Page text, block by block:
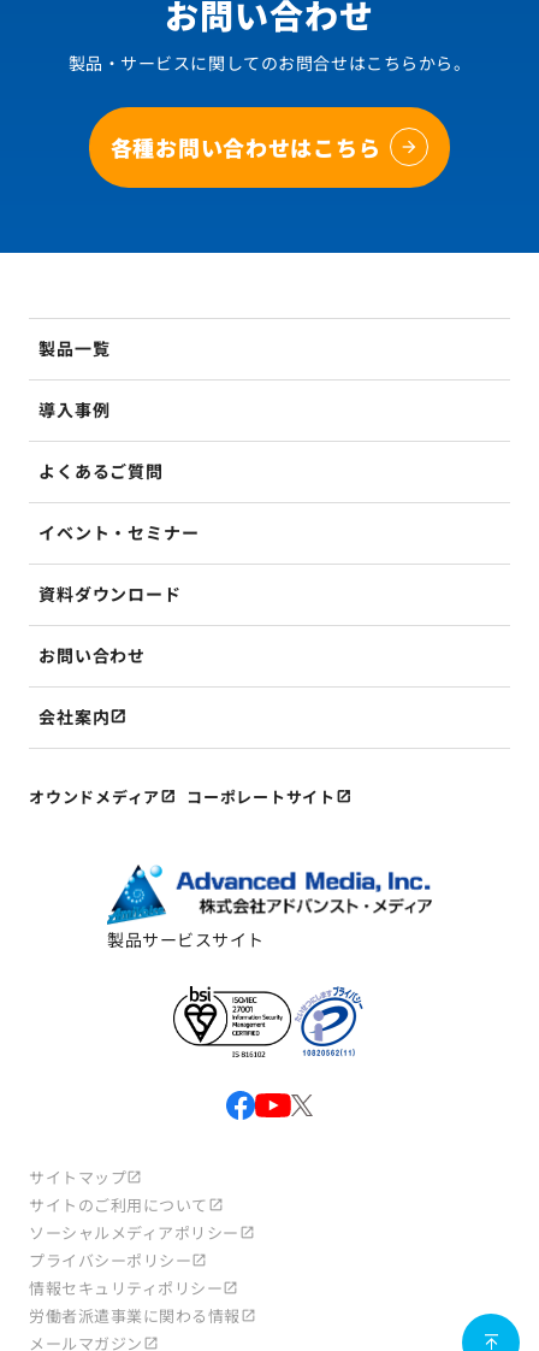
お問い合わせ
製品・サービスに関してのお問合せはこちらから。
各種お問い合わせはこちら
製品サービスサイト
製品一覧
導入事例
よくあるご質問
イベント・セミナー
資料ダウンロード
お問い合わせ
会社案内
オウンドメディア コーポレートサイト
サイトマップ
サイトのご利用について
ソーシャルメディアポリシー
プライバシーポリシー
情報セキュリティポリシー
労働者派遣事業に関わる情報
メールマガジン